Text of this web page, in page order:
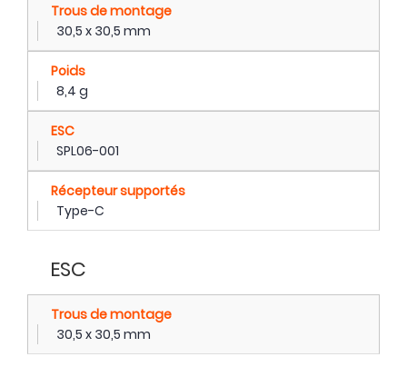
Trous de montage
30,5 x 30,5 mm
Poids
8,4 g
ESC
SPL06-001
Récepteur supportés
Type-C
ESC
Trous de montage
30,5 x 30,5 mm